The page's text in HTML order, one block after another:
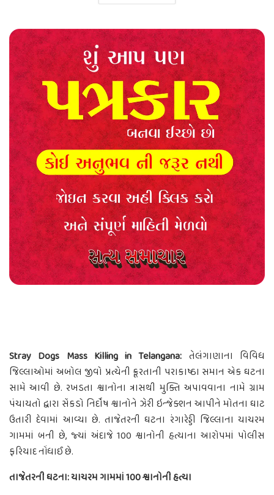
Stray Dogs Mass Killing in Telangana: તેલંગાણાના વિવિધ
જિલ્લાઓમાં અબોલ જીવો પ્રત્યેની ક્રૂરતાની પરાકાષ્ઠા સમાન એક ઘટના
સામે આવી છે. રખડતા શ્વાનોના ત્રાસથી મુક્તિ અપાવવાના નામે ગ્રામ
પંચાયતો દ્વારા સેંકડો નિર્દોષ શ્વાનોને ઝેરી ઇન્જેક્શન આપીને મોતના ઘાટ
ઉતારી દેવામાં આવ્યા છે. તાજેતરની ઘટના રંગારેડ્ડી જિલ્લાના યાચરમ
ગામમાં બની છે, જ્યાં અંદાજે 100 શ્વાનોની હત્યાના આરોપમાં પોલીસ
ફરિયાદ નોંધાઈ છે.
તાજેતરની ઘટના: યાચરમ ગામમાં 100 શ્વાનોની હત્યા